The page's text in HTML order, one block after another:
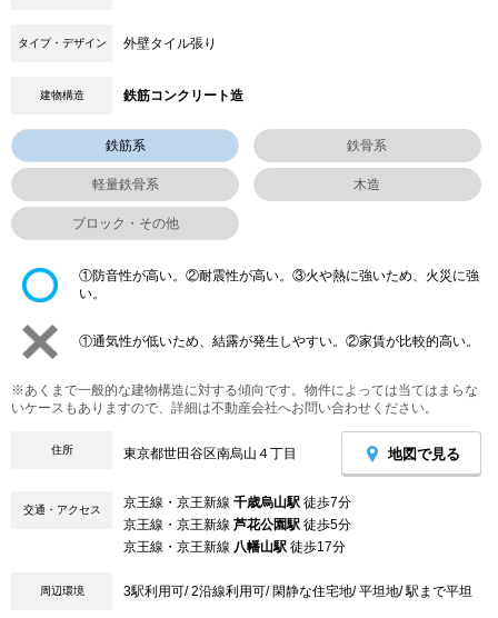
タイプ・デザイン 外壁タイル張り
建物構造 鉄筋コンクリート造
鉄筋系 鉄骨系
軽量鉄骨系 木造
ブロック・その他
①防音性が高い。②耐震性が高い。③火や熱に強いため、火災に強
い。
①通気性が低いため、結露が発生しやすい。②家賃が比較的高い。
※あくまで一般的な建物構造に対する傾向です。物件によっては当てはまらな
いケースもありますので、詳細は不動産会社へお問い合わせください。
住所 東京都世田谷区南烏山４丁目 地図で見る
交通・アクセス 京王線・京王新線 千歳烏山駅 徒歩7分
京王線・京王新線 芦花公園駅 徒歩5分
京王線・京王新線 八幡山駅 徒歩17分
周辺環境 3駅利用可/ 2沿線利用可/ 閑静な住宅地/ 平坦地/ 駅まで平坦